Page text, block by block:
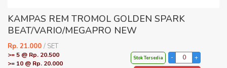
KAMPAS REM TROMOL GOLDEN SPARK
BEAT/VARIO/MEGAPRO NEW
Rp. 21.000 / SET
>= 5 @ Rp. 20.500
>= 10 @ Rp. 20.000
Stok Tersedia